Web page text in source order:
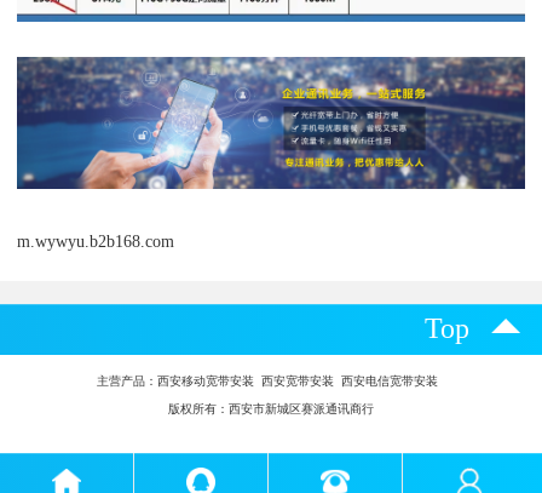
m.wywyu.b2b168.com
Top
主营产品： 西安移动宽带安装 西安宽带安装 西安电信宽带安装
版权所有：西安市新城区赛派通讯商行